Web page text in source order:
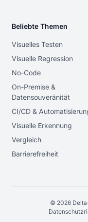
Beliebte Themen
Visuelles Testen
Visuelle Regression
No-Code
On-Premise &
Datensouveränität
CI/CD &
Visuelle Erkennung
Vergleich
Barrierefreiheit
© 2026